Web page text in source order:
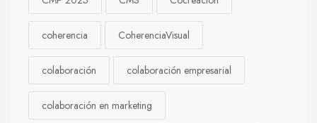
coherencia CoherenciaVisual
colaboración colaboración empresarial
colaboración en marketing